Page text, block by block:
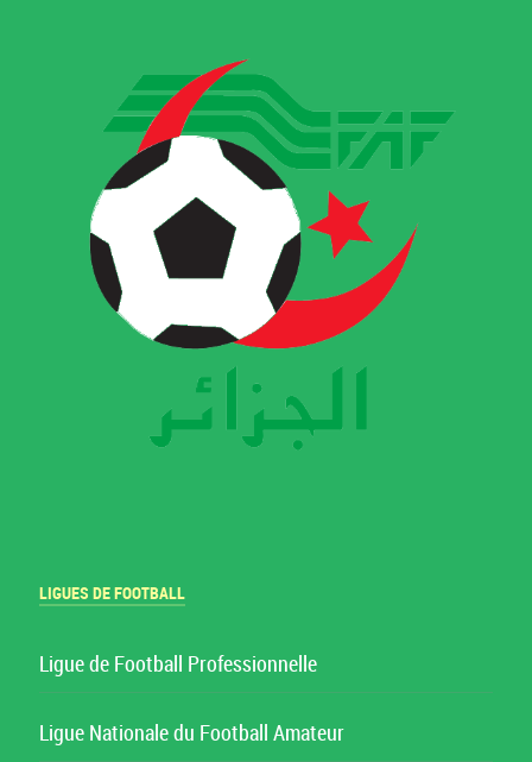
LIGUES DE FOOTBALL
Ligue de Football Professionnelle
Ligue Nationale du Football Amateur